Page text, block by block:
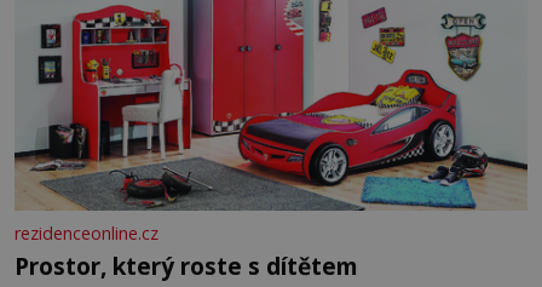
rezidenceonline.cz
Prostor, který roste s dítětem